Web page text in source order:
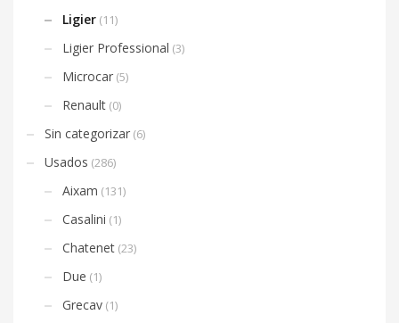
Ligier (11)
Ligier Professional (3)
Microcar (5)
Renault (0)
Sin categorizar (6)
Usados (286)
Aixam (131)
Casalini (1)
Chatenet (23)
Due (1)
Grecav (1)